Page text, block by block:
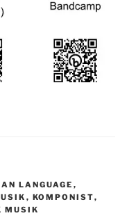
LANGUAGE ,
, KOMPONIST,
MUSIK